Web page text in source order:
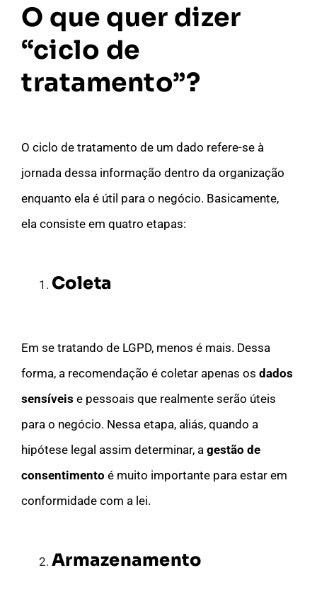
O que quer dizer
“ciclo de
tratamento”?
O ciclo de tratamento de um dado refere-se à
jornada dessa informação dentro da organização
enquanto ela é útil para o negócio. Basicamente,
ela consiste em quatro etapas:
Coleta
Em se tratando de LGPD, menos é mais. Dessa
forma, a recomendação é coletar apenas os dados
sensíveis e pessoais que realmente serão úteis
para o negócio. Nessa etapa, aliás, quando a
hipótese legal assim determinar, a gestão de
consentimento é muito importante para estar em
conformidade com a lei.
Armazenamento